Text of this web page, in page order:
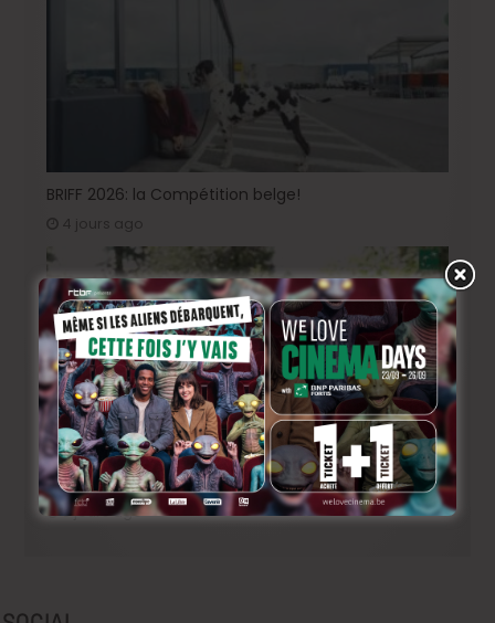
BRIFF 2026: la Compétition belge!
4 jours ago
Capsule #147: « Notre Salut » d’Emmanuel Marre
6 jours ago